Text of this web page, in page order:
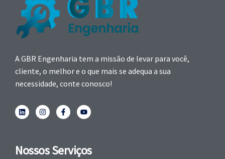
A GBR Engenharia tem a missão de levar para você,
cliente, o melhor e o que mais se adequa a sua
necessidade, conte conosco!
Nossos Serviços